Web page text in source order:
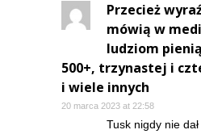
Przecież
mówią w
ludziom
500+, trzynastej i
i wiele innych
20 marca 2023 at 22:58
Tusk nigdy nie